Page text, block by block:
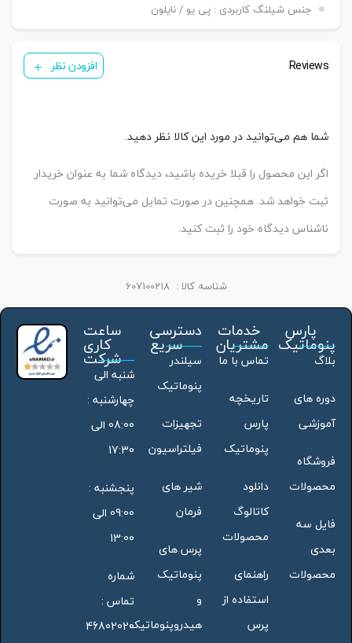
جنس شیلنگ کاربردی : پی یو / نایلون
Reviews افزودن نظر
شما هم می‌توانید در مورد این کالا نظر دهید.
اگر این محصول را قبلا خریده باشید، دیدگاه شما به عنوان خریدار
ثبت خواهد شد. همچنین در صورت تمایل می‌توانید به صورت
ناشناس دیدگاه خود را ثبت کنید.
شناسه کالا : 607100218
پارس
پنوماتیک
بلاگ
دوره های
آموزشی
فروشگاه
محصولات
فایل سه
بعدی
محصولات
خدمات
مشتریان
تماس با ما
تاریخچه
پارس
پنوماتیک
دانلود
کاتالوگ
محصولات
راهنمای
استفاده از
پرس
دسترسی
سریع
سیلندر
پنوماتیک
تجهیزات
فیلتراسیون
شیر های
فرمان
پرس های
پنوماتیک
و
هیدروپنوماتیک
ساعت
کاری
شرکت
شنبه الی
چهارشنبه :
08:00 الی
17:30
پنجشنبه :
09:00 الی
13:00
شماره
تماس :
46802020